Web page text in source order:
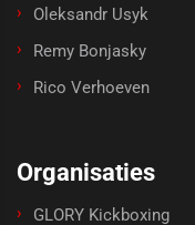
Oleksandr Usyk
Remy Bonjasky
Rico Verhoeven
Organisaties
GLORY Kickboxing